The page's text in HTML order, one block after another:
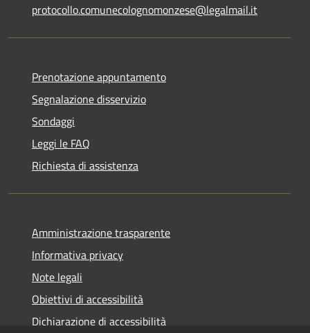
protocollo.comunecolognomonzese@legalmail.it
Prenotazione appuntamento
Segnalazione disservizio
Sondaggi
Leggi le FAQ
Richiesta di assistenza
Amministrazione trasparente
Informativa privacy
Note legali
Obiettivi di accessibilità
Dichiarazione di accessibilità